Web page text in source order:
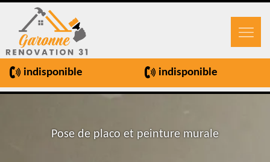
indisponible indisponible
Pose de placo et peinture murale